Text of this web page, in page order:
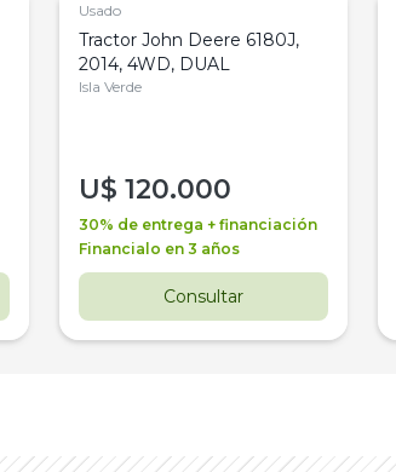
Usado
Tractor John Deere 6180J,
2014, 4WD, DUAL
Isla Verde
U$ 120.000
30% de entrega + financiación
Financialo en 3 años
Consultar